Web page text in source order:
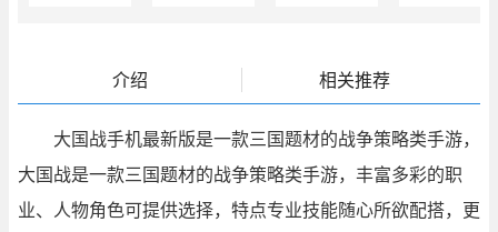
介绍 相关推荐
大国战手机最新版是一款三国题材的战争策略类手游，
大国战是一款三国题材的战争策略类手游，丰富多彩的职
业、人物角色可提供选择，特点专业技能随心所欲配搭，更